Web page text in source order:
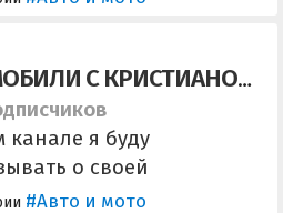
С КРИСТИАНОМ ДАУЭРОМ
канале я буду
о своей
жизни,
#Авто и мото